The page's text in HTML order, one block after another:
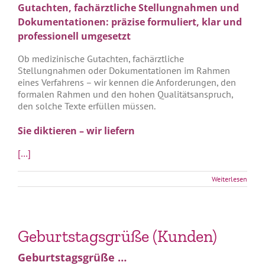
Gutachten, fachärztliche Stellungnahmen und
Dokumentationen: präzise formuliert, klar und
professionell umgesetzt
Ob medizinische Gutachten, fachärztliche
Stellungnahmen oder Dokumentationen im Rahmen
eines Verfahrens – wir kennen die Anforderungen, den
formalen Rahmen und den hohen Qualitätsanspruch,
den solche Texte erfüllen müssen.
Sie diktieren – wir liefern
[…]
Weiterlesen
Geburtstagsgrüße (Kunden)
Geburtstagsgrüße …